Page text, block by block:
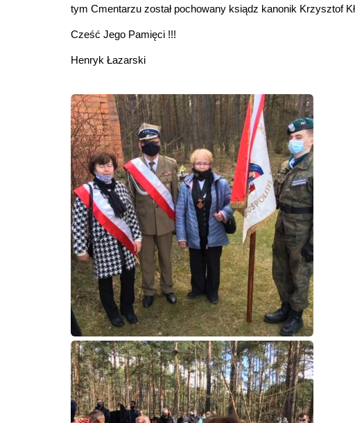
tym Cmentarzu został pochowany ksiądz kanonik Krzysztof
Cześć Jego Pamięci !!!
Henryk Łazarski